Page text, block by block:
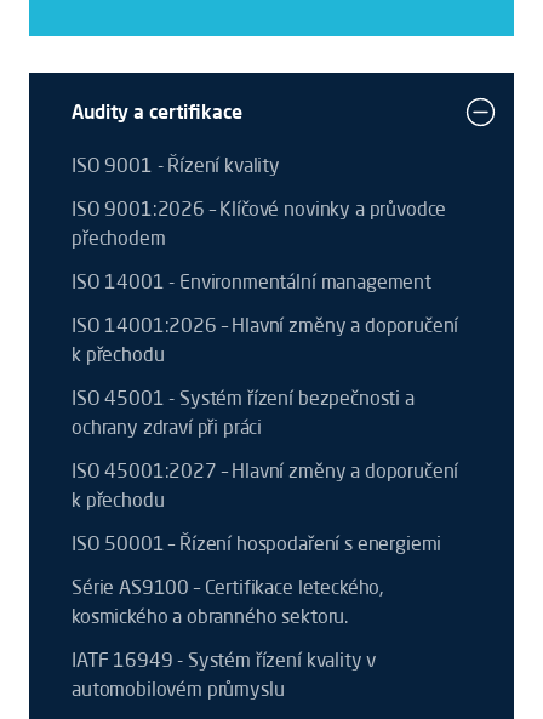
Audity a certifikace
ISO 9001 - Řízení kvality
ISO 9001:2026 – Klíčové novinky a průvodce
přechodem
ISO 14001 - Environmentální management
ISO 14001:2026 – Hlavní změny a doporučení
k přechodu
ISO 45001 - Systém řízení bezpečnosti a
ochrany zdraví při práci
ISO 45001:2027 – Hlavní změny a doporučení
k přechodu
ISO 50001 – Řízení hospodaření s energiemi
Série AS9100 – Certifikace leteckého,
kosmického a obranného sektoru.
IATF 16949 - Systém řízení kvality v
automobilovém průmyslu